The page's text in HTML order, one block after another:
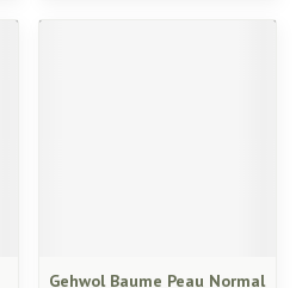
Gehwol Baume Peau Normal